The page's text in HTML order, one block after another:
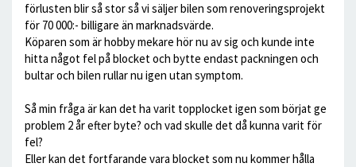
förlusten blir så stor så vi säljer bilen som renoveringsprojekt
för 70 000:- billigare än marknadsvärde.
Köparen som är hobby mekare hör nu av sig och kunde inte
hitta något fel på blocket och bytte endast packningen och
bultar och bilen rullar nu igen utan symptom.
Så min fråga är kan det ha varit topplocket igen som börjat ge
problem 2 år efter byte? och vad skulle det då kunna varit för
fel?
Eller kan det fortfarande vara blocket som nu kommer hålla